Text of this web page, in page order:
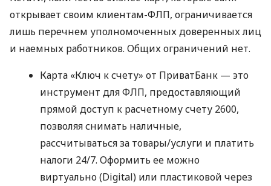
открывает своим клиентам-ФЛП, ограничивается
лишь перечнем уполномоченных доверенных лиц
и наемных работников. Общих ограничений нет.
Карта «Ключ к счету» от ПриватБанк — это
инструмент для ФЛП, предоставляющий
прямой доступ к расчетному счету 2600,
позволяя снимать наличные,
рассчитываться за товары/услуги и платить
налоги 24/7. Оформить ее можно
виртуально (Digital) или пластиковой через